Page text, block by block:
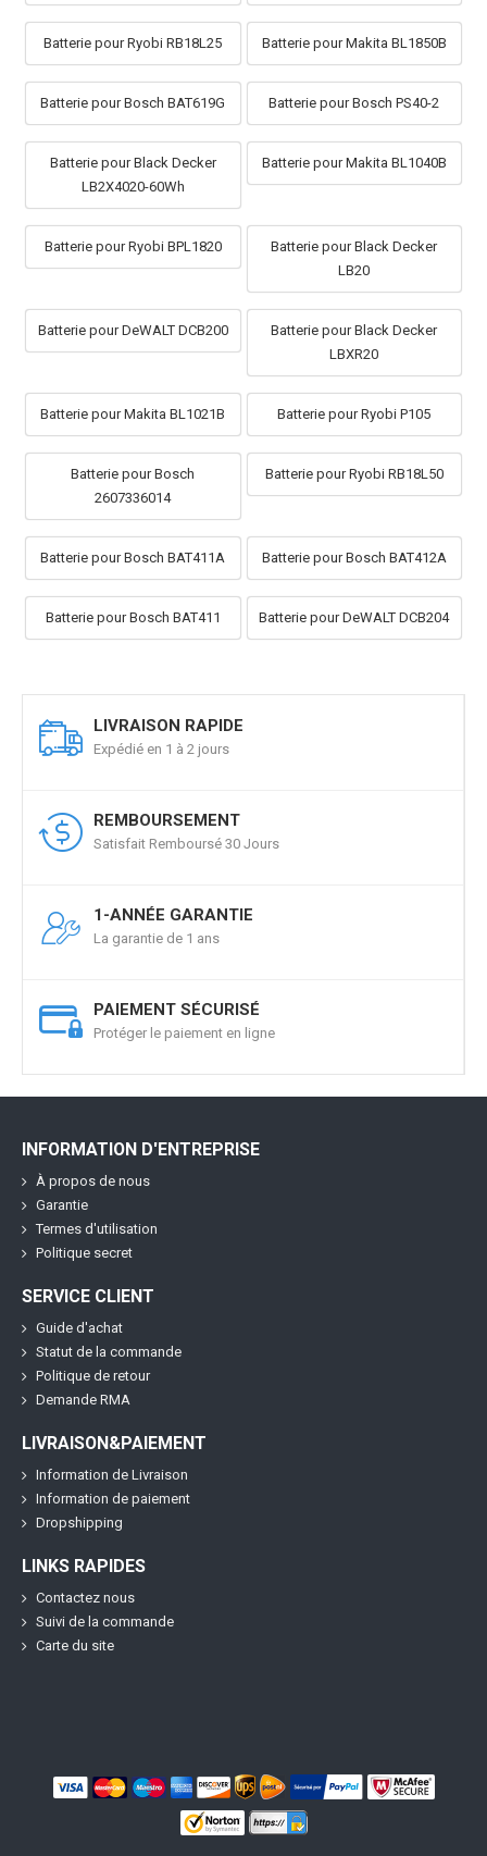
Batterie pour Ryobi RB18L25 Batterie pour Makita BL1850B
Batterie pour Bosch BAT619G Batterie pour Bosch PS40-2
Batterie pour Black Decker
LB2X4020-60Wh
Batterie pour Makita BL1040B
Batterie pour Ryobi BPL1820
Batterie pour Black Decker
LB20
Batterie pour DeWALT DCB200
Batterie pour Black Decker
LBXR20
Batterie pour Makita BL1021B Batterie pour Ryobi P105
Batterie pour Bosch
2607336014
Batterie pour Ryobi RB18L50
Batterie pour Bosch BAT411A Batterie pour Bosch BAT412A
Batterie pour Bosch BAT411 Batterie pour DeWALT DCB204
LIVRAISON RAPIDE
Expédié en 1 à 2 jours
REMBOURSEMENT
Satisfait Remboursé 30 Jours
1-ANNÉE GARANTIE
La garantie de 1 ans
PAIEMENT SÉCURISÉ
Protéger le paiement en ligne
INFORMATION D'ENTREPRISE
À propos de nous
Garantie
Termes d'utilisation
Politique secret
SERVICE CLIENT
Guide d'achat
Statut de la commande
Politique de retour
Demande RMA
LIVRAISON&PAIEMENT
Information de Livraison
Information de paiement
Dropshipping
LINKS RAPIDES
Contactez nous
Suivi de la commande
Carte du site